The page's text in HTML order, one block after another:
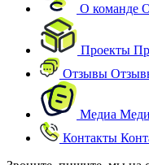
О команде
Проекты
Отзывы
Медиа
Контакты